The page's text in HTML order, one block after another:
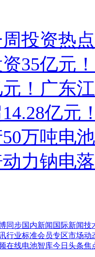
周投资热
35亿元
元！广东
亿元
万吨电
力钠电
同步国内新闻 国际新闻技
行业标准会员专区市场动
在线电池智库今日头条焦